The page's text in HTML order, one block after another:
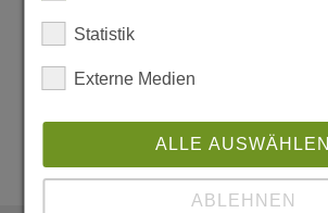
Statistik
Externe Medien
ALLE AUSWÄHLEN
ABLEHNEN